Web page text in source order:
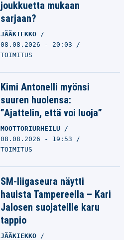
joukkuetta mukaan
sarjaan?
JÄÄKIEKKO
08.08.2026 - 20:03
TOIMITUS
Kimi Antonelli myönsi
suuren huolensa:
”Ajattelin, että voi luoja”
MOOTTORIURHEILU
08.08.2026 - 19:53
TOIMITUS
SM-liigaseura näytti
hauista Tampereella – Kari
Jalosen suojateille karu
tappio
JÄÄKIEKKO